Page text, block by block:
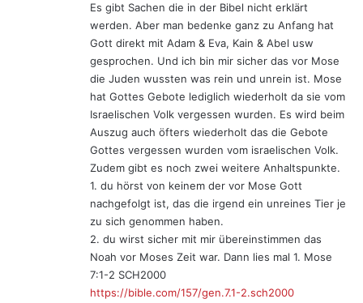
:
Es gibt Sachen die in der Bibel nicht erklärt
werden. Aber man bedenke ganz zu Anfang hat
Gott direkt mit Adam & Eva, Kain & Abel usw
gesprochen. Und ich bin mir sicher das vor Mose
die Juden wussten was rein und unrein ist. Mose
hat Gottes Gebote lediglich wiederholt da sie vom
Israelischen Volk vergessen wurden. Es wird beim
Auszug auch öfters wiederholt das die Gebote
Gottes vergessen wurden vom israelischen Volk.
Zudem gibt es noch zwei weitere Anhaltspunkte.
1. du hörst von keinem der vor Mose Gott
nachgefolgt ist, das die irgend ein unreines Tier je
zu sich genommen haben.
2. du wirst sicher mit mir übereinstimmen das
Noah vor Moses Zeit war. Dann lies mal ‭‭1. Mose‬
‭7:1-2‬ ‭SCH2000‬‬
https://bible.com/157/gen.7.1-2.sch2000